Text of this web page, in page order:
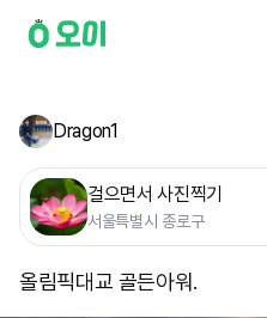
Dragon1
걸으면서 사진찍기
서울특별시 종로구
올림픽대교 골든아워.